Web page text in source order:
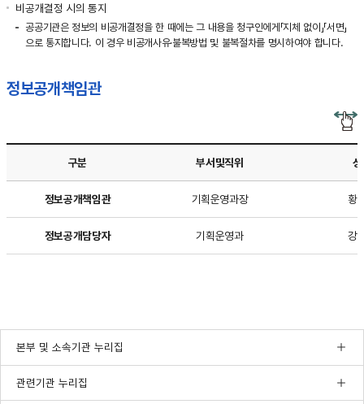
비공개결정 시의 통지
공공기관은 정보의 비공개결정을 한 때에는 그 내용을 청구인에게「지체 없이」「서면」
으로 통지합니다. 이 경우 비공개사유·불복방법 및 불복절차를 명시하여야 합니다.
정보공개책임관
정보공개담당자의
부서및직위,
연락처에
구분 부서및직위
정보공개책임관 기획운영과장 황
정보공개담당자 기획운영과 강
본부 및 소속기관 누리집
관련기관 누리집